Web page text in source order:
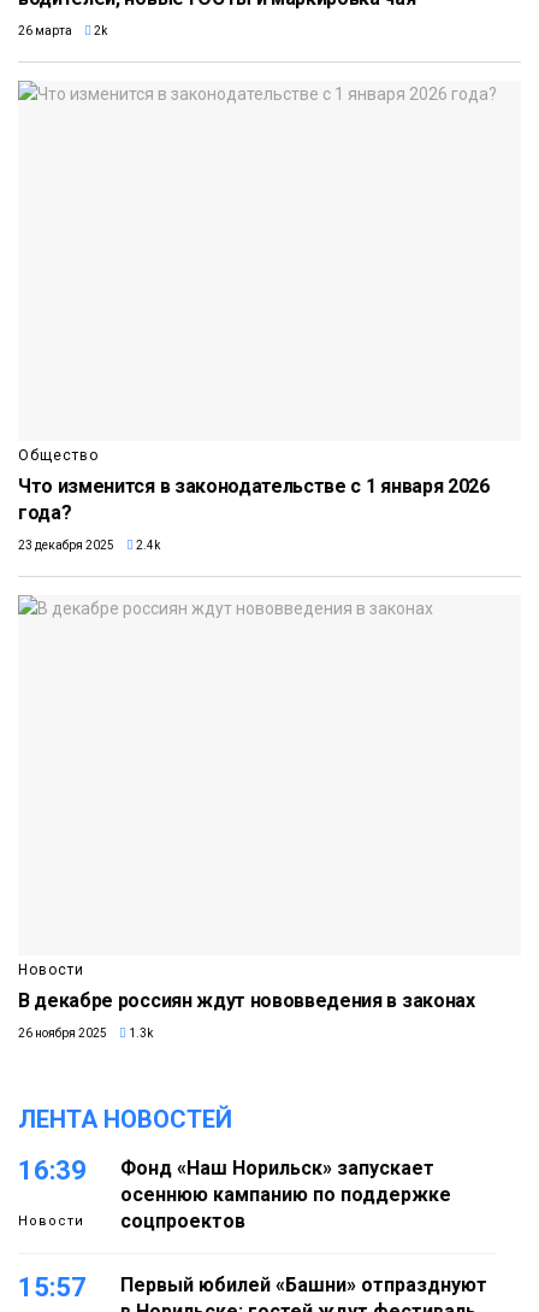
26 марта 2k
Общество
Что изменится в законодательстве с 1 января 2026
года?
23 декабря 2025 2.4k
Новости
В декабре россиян ждут нововведения в законах
26 ноября 2025 1.3k
ЛЕНТА НОВОСТЕЙ
16:39
Новости
Фонд «Наш Норильск» запускает
осеннюю кампанию по поддержке
соцпроектов
15:57
Первый юбилей «Башни» отпразднуют